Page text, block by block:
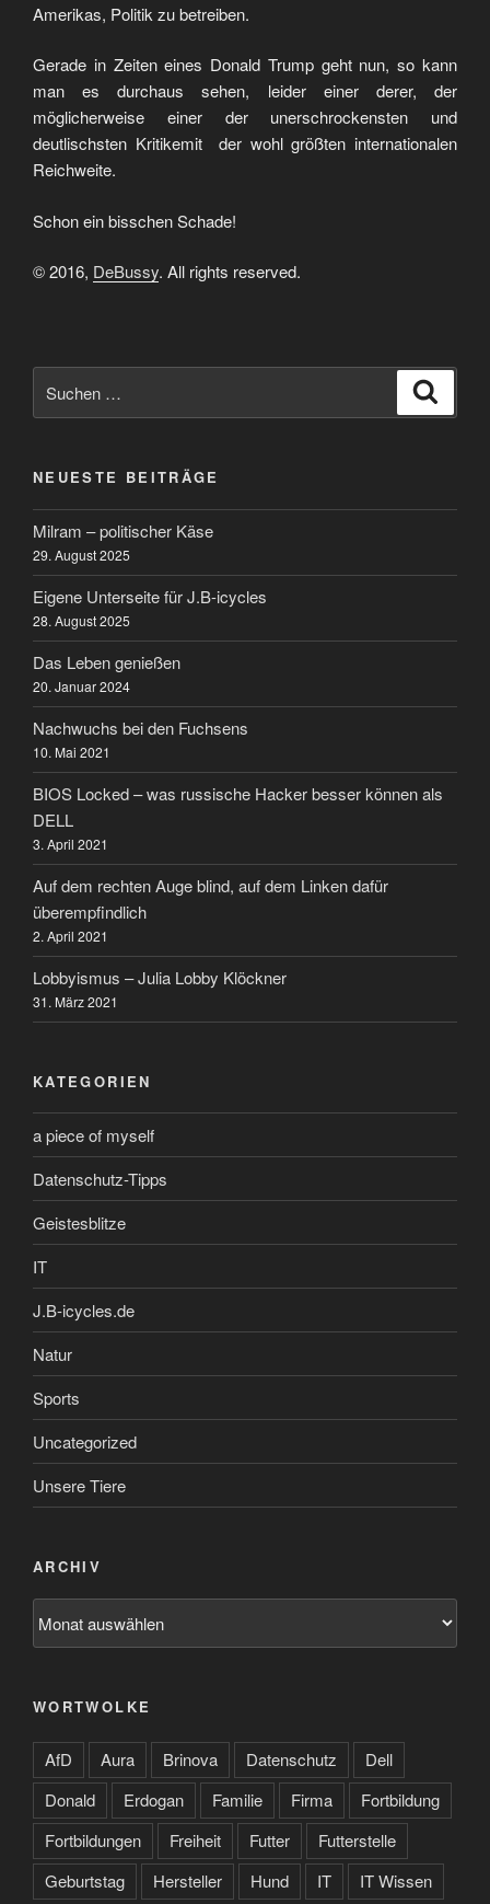
Amerikas, Politik zu betreiben.
Gerade in Zeiten eines Donald Trump geht nun, so kann
man es durchaus sehen, leider einer derer, der
möglicherweise einer der unerschrockensten und
deutlischsten Kritikemit der wohl größten internationalen
Reichweite.
Schon ein bisschen Schade!
© 2016, DeBussy. All rights reserved.
nach:
NEUESTE BEITRÄGE
Milram – politischer Käse
29. August 2025
Eigene Unterseite für J.B-icycles
28. August 2025
Das Leben genießen
20. Januar 2024
Nachwuchs bei den Fuchsens
10. Mai 2021
BIOS Locked – was russische Hacker besser können als
DELL
3. April 2021
Auf dem rechten Auge blind, auf dem Linken dafür
überempfindlich
2. April 2021
Lobbyismus – Julia Lobby Klöckner
31. März 2021
KATEGORIEN
a piece of myself
Datenschutz-Tipps
Geistesblitze
IT
J.B-icycles.de
Natur
Sports
Uncategorized
Unsere Tiere
ARCHIV
WORTWOLKE
AfD Aura Brinova Datenschutz
Dell
Donald
Erdogan Familie Firma
Fortbildung
Fortbildungen
Freiheit Futter
Futterstelle
Geburtstag
Hersteller Hund IT IT Wissen